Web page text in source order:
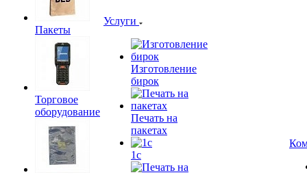
Пакеты
Торговое
оборудование
Услуги
Изготовление
бирок
Печать на
пакетах
1c